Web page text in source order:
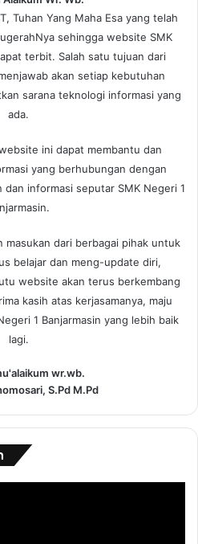
Tuhan Yang Maha Esa yang telah
sehingga website SMK
terbit. Salah satu tujuan dari
akan setiap kebutuhan
sarana teknologi informasi yang
ada.
ini dapat membantu dan
yang berhubungan dengan
informasi seputar SMK Negeri 1
masukan dari berbagai pihak untuk
belajar dan meng-update diri,
website akan terus berkembang
kasih atas kerjasamanya, maju
1 Banjarmasin yang lebih baik
lagi.
wr.wb.
S.Pd M.Pd